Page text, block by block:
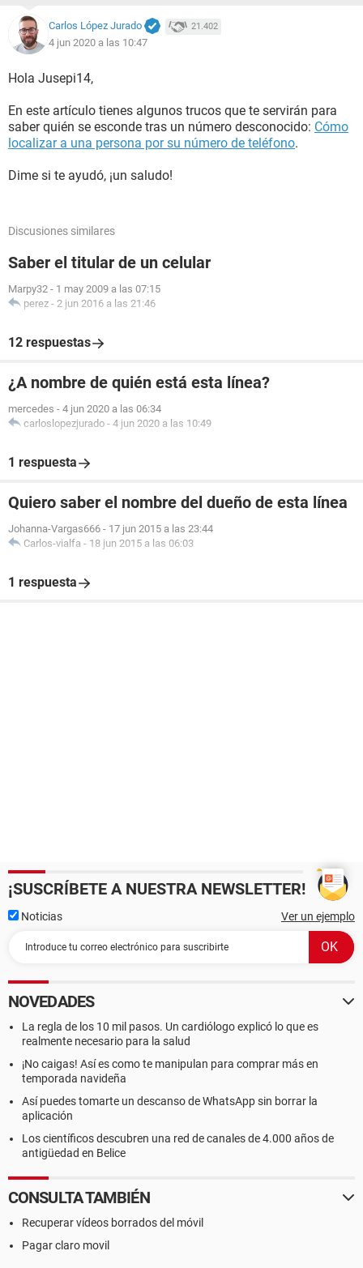
Carlos López Jurado 21.402
4 jun 2020 a las 10:47
Hola Jusepi14,
En este artículo tienes algunos trucos que te servirán para
saber quién se esconde tras un número desconocido: Cómo
localizar a una persona por su número de teléfono.
Dime si te ayudó, ¡un saludo!
Discusiones similares
Saber el titular de un celular
Marpy32 - 1 may 2009 a las 07:15
perez - 2 jun 2016 a las 21:46
12 respuestas
¿A nombre de quién está esta línea?
mercedes - 4 jun 2020 a las 06:34
carloslopezjurado - 4 jun 2020 a las 10:49
1 respuesta
Quiero saber el nombre del dueño de esta línea
Johanna-Vargas666 - 17 jun 2015 a las 23:44
Carlos-vialfa - 18 jun 2015 a las 06:03
1 respuesta
¡SUSCRÍBETE A NUESTRA NEWSLETTER!
Noticias Ver un ejemplo
NOVEDADES
La regla de los 10 mil pasos. Un cardiólogo explicó lo que es
realmente necesario para la salud
¡No caigas! Así es como te manipulan para comprar más en
temporada navideña
Así puedes tomarte un descanso de WhatsApp sin borrar la
aplicación
Los científicos descubren una red de canales de 4.000 años de
antigüedad en Belice
CONSULTA TAMBIÉN
Recuperar vídeos borrados del móvil
Pagar claro movil